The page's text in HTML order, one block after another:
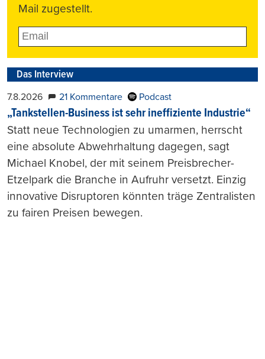
Mail zugestellt.
Das Interview
7.8.2026 21 Kommentare Podcast
„Tankstellen-Business ist sehr ineffiziente Industrie“
Statt neue Technologien zu umarmen, herrscht
eine absolute Abwehrhaltung dagegen, sagt
Michael Knobel, der mit seinem Preisbrecher-
Etzelpark die Branche in Aufruhr versetzt. Einzig
innovative Disruptoren könnten träge Zentralisten
zu fairen Preisen bewegen.